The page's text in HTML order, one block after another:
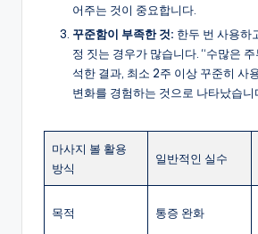
어주는 것이 중요합니다.
꾸준함이 부족한 것: 한두 번 사용하
정 짓는 경우가 많습니다. “수많은
석한 결과, 최소 2주 이상 꾸준히 사
변화를 경험하는 것으로 나타났습니
마사지 볼 활용
방식
일반적인 실수
목적 통증 완화